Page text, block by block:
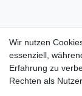
© Copyright 2026
Wir nutzen
essenziell,
Erfahrung zu
Rechten als